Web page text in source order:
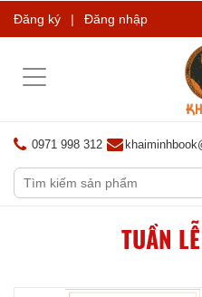
Đăng ký | Đăng nhập
Toggle
0971 998 312
TUẦN